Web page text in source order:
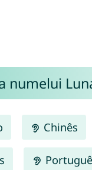
numelui
Chinês